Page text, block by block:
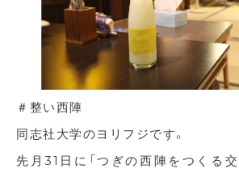
＃整い西陣
同志社大学のヨリフジです。
先月31日に「つぎの西陣をつくる